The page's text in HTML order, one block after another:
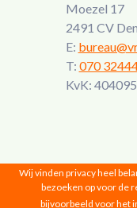
Moezel 17
2491 CV
E:
T: 070
KvK:
Vrouwen van
Wij vinden privacy heel
bezoeken op voor de
bijvoorbeeld voor het